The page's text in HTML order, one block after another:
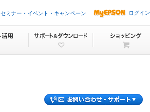
セミナー・イベント・キャンペーン ログイン